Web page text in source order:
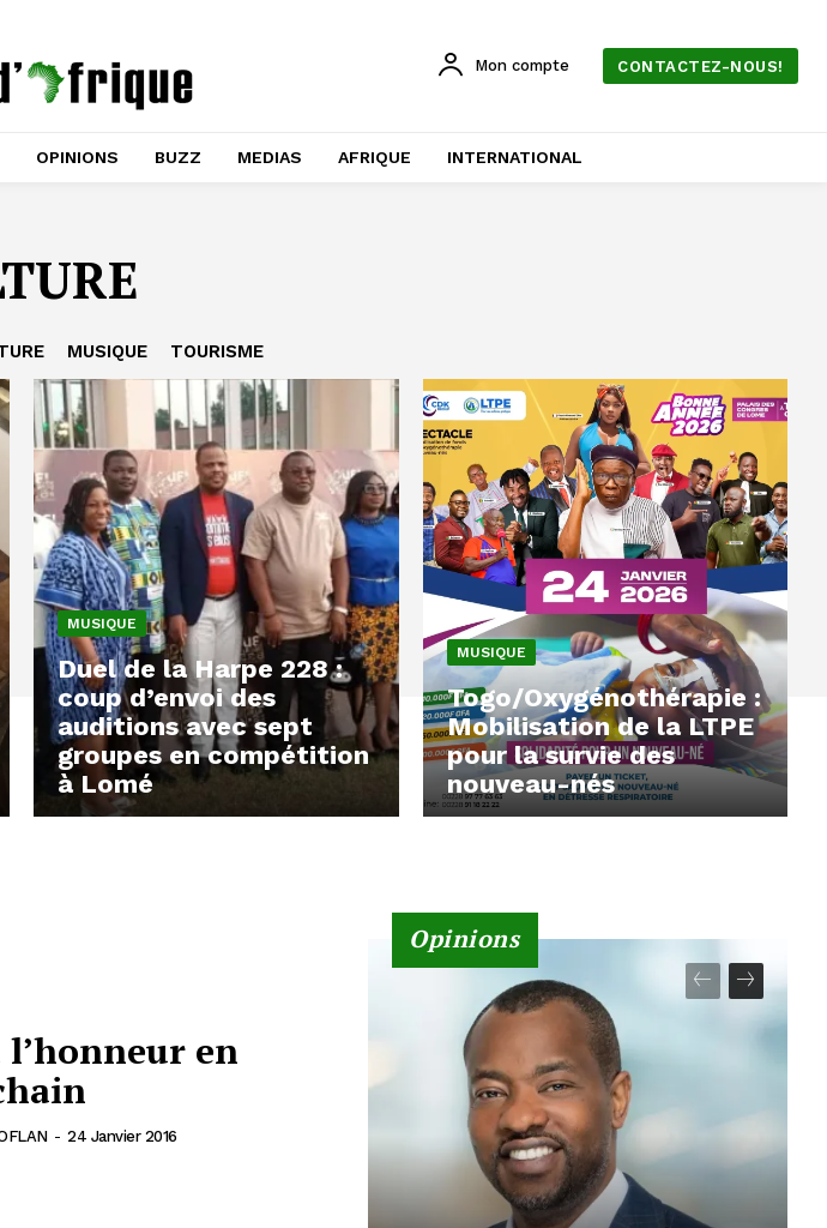
Mon compte CONTACTEZ-NOUS!
OPINIONS BUZZ MEDIAS AFRIQUE INTERNATIONAL
MUSIQUE TOURISME
MUSIQUE
Duel de la Harpe 228 :
coup d’envoi des
auditions avec sept
groupes en compétition
à Lomé
MUSIQUE
Togo/Oxygénothérapie :
Mobilisation de la LTPE
pour la survie des
nouveau-nés
l’honneur en
- 24 Janvier 2016
Opinions